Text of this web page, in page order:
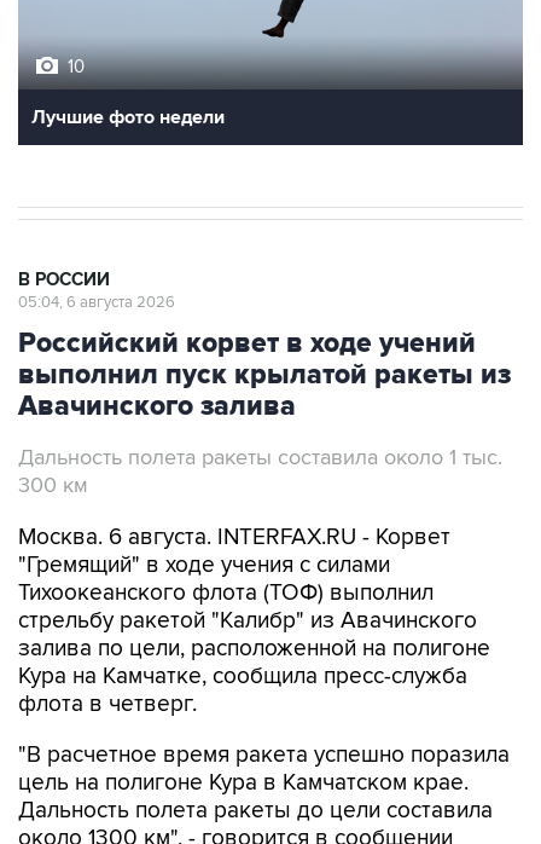
Лучшие фото недели
Российский корвет в ходе учений
выполнил пуск крылатой ракеты из
Авачинского залива
Дальность полета ракеты составила около 1 тыс.
Москва. 6 августа. INTERFAX.RU - Корвет
Тихоокеанского флота (ТОФ) выполнил
стрельбу ракетой "Калибр" из Авачинского
залива по цели, расположенной на полигоне
Кура на Камчатке, сообщила пресс-служба
флота в четверг.
"В расчетное время ракета успешно поразила
Дальность полета ракеты до цели составила
около 1300 км", - говорится в сообщении
пресс-службы.